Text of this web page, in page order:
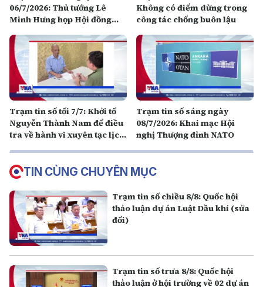
06/7/2026: Thủ tướng Lê
Minh Hưng họp Hội đồng
Không có điểm dừng trong
công tác chống buôn lậu
Trạm tin số tối 7/7: Khởi tố
Nguyễn Thành Nam để điều
tra về hành vi xuyên tạc lịch
Trạm tin số sáng ngày
08/7/2026: Khai mạc Hội
nghị Thượng đỉnh NATO
TIN CÙNG CHUYÊN MỤC
Trạm tin số chiều 8/8: Quốc hội
thảo luận dự án Luật Dầu khí (sửa
đổi)
Trạm tin số trưa 8/8: Quốc hội
thảo luận ở hội trường về 02 dự án